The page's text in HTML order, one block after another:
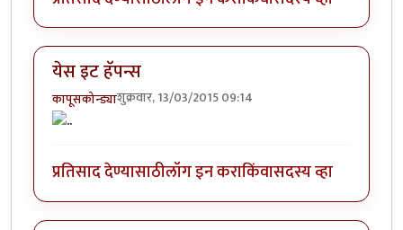
येस इट हॅपन्स
कापूसकोन्ड्याशुक्रवार, 13/03/2015 09:14
प्रतिसाद देण्यासाठीलॉग इन कराकिंवासदस्य व्हा